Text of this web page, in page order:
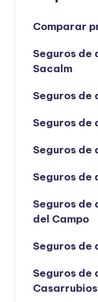
Comparar
Seguros de
Sacalm
Seguros de
Seguros de
Seguros de
Seguros de
Seguros de
del Campo
Seguros de
Seguros de